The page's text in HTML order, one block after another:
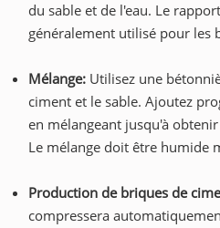
du sable et de l'eau. Le
généralement utilisé pour les
Mélange: Utilisez une
ciment et le sable. Ajoutez
en mélangeant jusqu'à
Le mélange doit être humide
Production de briques de
compressera